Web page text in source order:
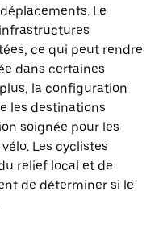
Le
ce qui peut rendre
dans certaines
la configuration
les destinations
soignée pour les
Les cyclistes
relief local et de
de déterminer si le